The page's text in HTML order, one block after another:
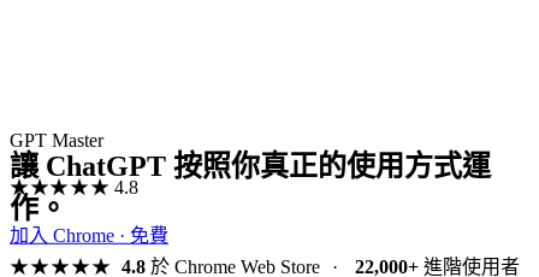
GPT Master
★★★★★ 4.8
加入 Chrome · 免費
讓 ChatGPT 按照你真正的使用方式運
作。
★★★★★ 4.8於 Chrome Web Store · 22,000+進階使用者